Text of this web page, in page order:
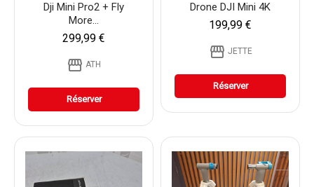
Dji Mini Pro2 + Fly
More...
299,99 €
storefront ATH
Réserver
Drone DJI Mini 4K
199,99 €
storefront JETTE
Réserver